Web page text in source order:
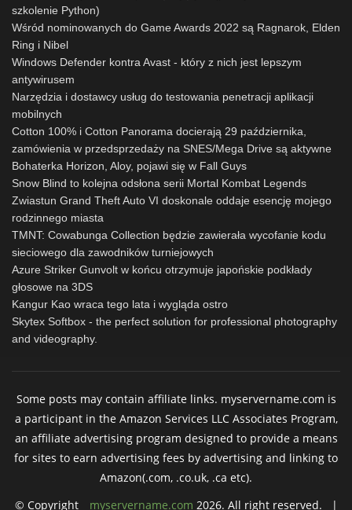
szkolenie Python)
Wśród nominowanych do Game Awards 2022 są Ragnarok, Elden
Ring i Nibel
Windows Defender kontra Avast - który z nich jest lepszym
antywirusem
Narzędzia i dostawcy usług do testowania penetracji aplikacji
mobilnych
Cotton 100% i Cotton Panorama docierają 29 października,
zamówienia w przedsprzedaży na SNES/Mega Drive są aktywne
Bohaterka Horizon, Aloy, pojawi się w Fall Guys
Snow Blind to kolejna odsłona serii Mortal Kombat Legends
Zwiastun Grand Theft Auto VI doskonale oddaje esencję mojego
rodzinnego miasta
TMNT: Cowabunga Collection będzie zawierała wycofanie kodu
sieciowego dla zawodników turniejowych
Azure Striker Gunvolt w końcu otrzymuje japońskie podkłady
głosowe na 3DS
Kangur Kao wraca tego lata i wygląda ostro
Skytex Softbox - the perfect solution for professional photography
and videography.
Some posts may contain affiliate links. myservername.com is
a participant in the Amazon Services LLC Associates Program,
an affiliate advertising program designed to provide a means
for sites to earn advertising fees by advertising and linking to
Amazon(.com, .co.uk, .ca etc).
© Copyright
myservername.com 2026. All right reserved. |